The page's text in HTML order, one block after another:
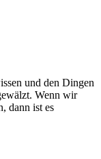
und den Dingen
Wenn wir
dann ist es